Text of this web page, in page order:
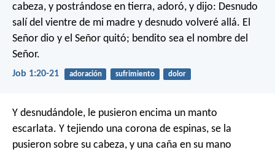
cabeza, y postrándose en tierra, adoró, y dijo: Desnudo
salí del vientre de mi madre y desnudo volveré allá. El
Señor dio y el Señor quitó; bendito sea el nombre del
Señor.
Job 1:20-21 adoración sufrimiento dolor
Y desnudándole, le pusieron encima un manto
escarlata. Y tejiendo una corona de espinas, se la
pusieron sobre su cabeza, y una caña en su mano